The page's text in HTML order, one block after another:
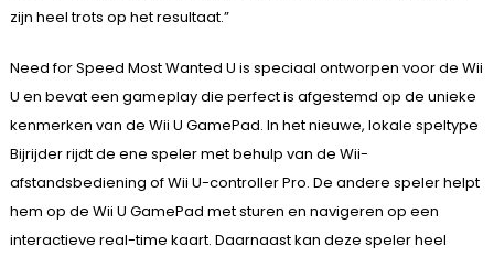
zijn heel trots op het resultaat.”
Need for Speed Most Wanted U is speciaal ontworpen voor de Wii
U en bevat een gameplay die perfect is afgestemd op de unieke
kenmerken van de Wii U GamePad. In het nieuwe, lokale speltype
Bijrijder rijdt de ene speler met behulp van de Wii-
afstandsbediening of Wii U-controller Pro. De andere speler helpt
hem op de Wii U GamePad met sturen en navigeren op een
interactieve real-time kaart. Daarnaast kan deze speler heel